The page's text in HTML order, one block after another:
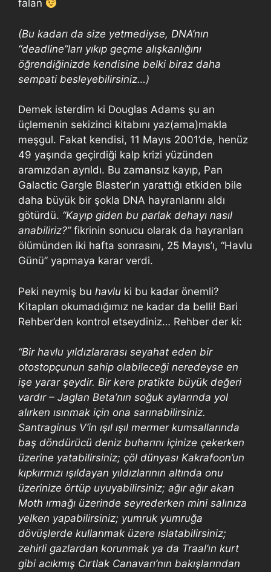
falan
(Bu kadarı da size yetmediyse, DNA’nın
“deadline”ları yıkıp geçme alışkanlığını
öğrendiğinizde kendisine belki biraz daha
sempati besleyebilirsiniz…)
Demek isterdim ki Douglas Adams şu an
üçlemenin sekizinci kitabını yaz(ama)makla
meşgul. Fakat kendisi, 11 Mayıs 2001’de, henüz
49 yaşında geçirdiği kalp krizi yüzünden
aramızdan ayrıldı. Bu zamansız kayıp, Pan
Galactic Gargle Blaster’ın yarattığı etkiden bile
daha büyük bir şokla DNA hayranlarını aldı
götürdü. “Kayıp giden bu parlak dehayı nasıl
anabiliriz?”fikrinin sonucu olarak da hayranları
ölümünden iki hafta sonrasını, 25 Mayıs’ı, “Havlu
Günü” yapmaya karar verdi.
Peki neymiş bu havlu ki bu kadar önemli?
Kitapları okumadığımız ne kadar da belli! Bari
Rehber’den kontrol etseydiniz… Rehber der ki:
“Bir havlu yıldızlararası seyahat eden bir
otostopçunun sahip olabileceği neredeyse en
işe yarar şeydir. Bir kere pratikte büyük değeri
vardır – Jaglan Beta’nın soğuk aylarında yol
alırken ısınmak için ona sarınabilirsiniz.
Santraginus V’in ışıl ışıl mermer kumsallarında
baş döndürücü deniz buharını içinize çekerken
üzerine yatabilirsiniz; çöl dünyası Kakrafoon’un
kıpkırmızı ışıldayan yıldızlarının altında onu
üzerinize örtüp uyuyabilirsiniz; ağır ağır akan
Moth ırmağı üzerinde seyrederken mini salınıza
yelken yapabilirsiniz; yumruk yumruğa
dövüşlerde kullanmak üzere ıslatabilirsiniz;
zehirli gazlardan korunmak ya da Traal’ın kurt
gibi acıkmış Cırtlak Canavarı’nın bakışlarından